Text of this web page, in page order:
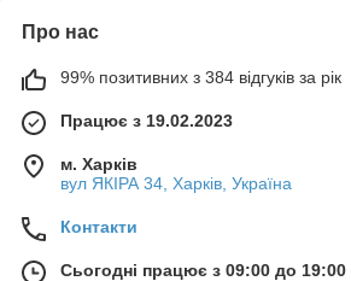
Про нас
99% позитивних з 384 відгуків за рік
Працює з 19.02.2023
м. Харків
вул ЯКІРА 34, Харків, Україна
Контакти
Сьогодні працює з 09:00 до 19:00